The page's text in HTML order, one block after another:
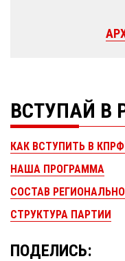
ВСТУПАЙ В
КАК ВСТУПИТЬ В
НАША ПРОГРАММА
СОСТАВ
СТРУКТУРА ПАРТИИ
ПОДЕЛИСЬ: